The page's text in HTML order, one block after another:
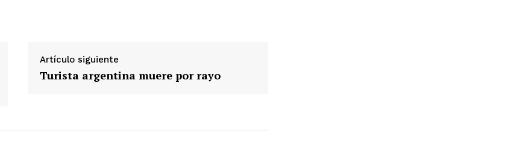
Artículo siguiente
Turista argentina muere por rayo